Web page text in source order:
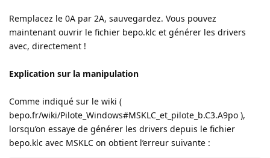
Remplacez le 0A par 2A, sauvegardez. Vous pouvez
maintenant ouvrir le fichier bepo.klc et générer les drivers
avec, directement !
Explication sur la manipulation
Comme indiqué sur le wiki (
bepo.fr/wiki/Pilote_Windows#MSKLC_et_pilote_b.C3.A9po ),
lorsqu’on essaye de générer les drivers depuis le fichier
bepo.klc avec MSKLC on obtient l’erreur suivante :